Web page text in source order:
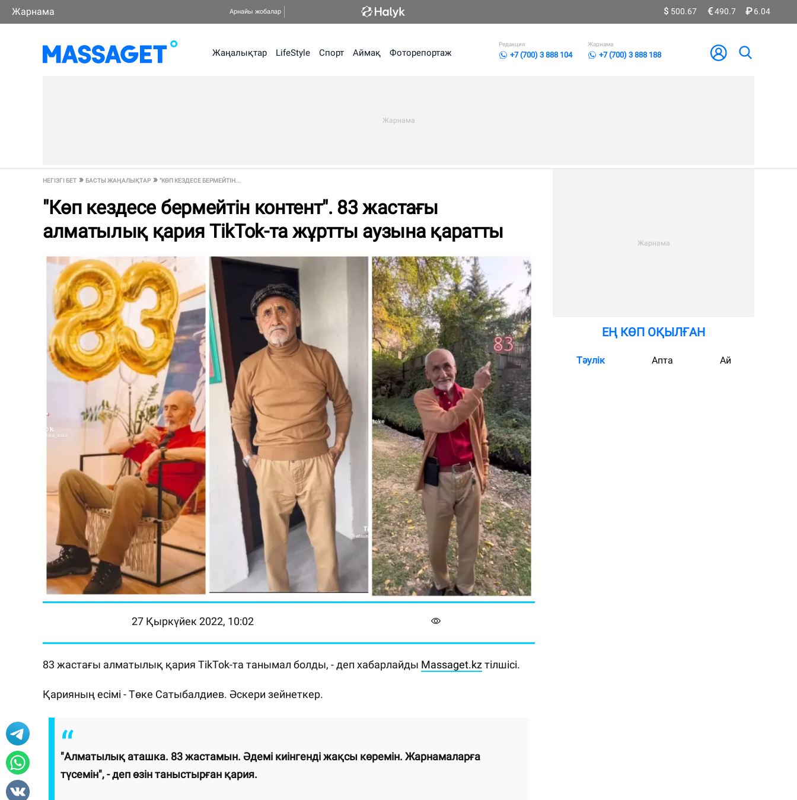
Жарнама Арнайы жобалар 500.67 490.7 6.04
Жаңалықтар LifeStyle Спорт Аймақ Фоторепортаж
Редакция
+7 (700) 3 888 104
Жарнама
+7 (700) 3 888 188
НЕГІЗГІ БЕТ БАСТЫ ЖАҢАЛЫҚТАР "КӨП КЕЗДЕСЕ БЕРМЕЙТІН...
"Көп кездесе бермейтін контент". 83 жастағы
алматылық қария TikTok-та жұртты аузына қаратты
27 Қыркүйек 2022, 10:02
83 жастағы алматылық қария TikTok-та танымал болды, - деп хабарлайды Massaget.kzтілшісі.
Қарияның есімі - Төке Сатыбалдиев. Әскери зейнеткер.
"Алматылық аташка. 83 жастамын. Әдемі киінгенді жақсы көремін. Жарнамаларға
түсемін", - деп өзін таныстырған қария.
ЕҢ КӨП ОҚЫЛҒАН
Тәулік Апта Ай